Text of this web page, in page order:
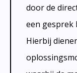
door de
een gesprek
Hierbij